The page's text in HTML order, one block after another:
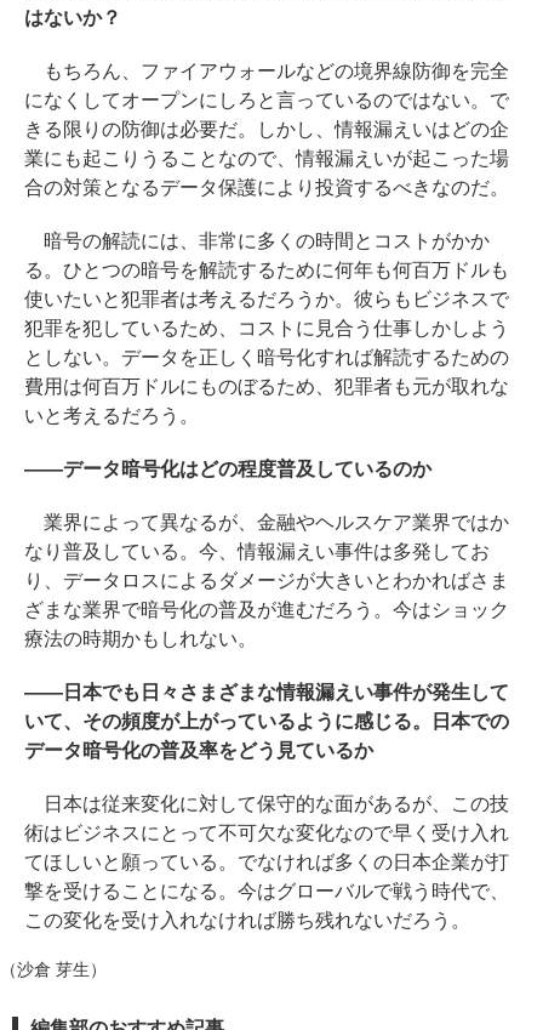
はないか？
もちろん、ファイアウォールなどの境界線防御を完全
になくしてオープンにしろと言っているのではない。で
きる限りの防御は必要だ。しかし、情報漏えいはどの企
業にも起こりうることなので、情報漏えいが起こった場
合の対策となるデータ保護により投資するべきなのだ。
暗号の解読には、非常に多くの時間とコストがかか
る。ひとつの暗号を解読するために何年も何百万ドルも
使いたいと犯罪者は考えるだろうか。彼らもビジネスで
犯罪を犯しているため、コストに見合う仕事しかしよう
としない。データを正しく暗号化すれば解読するための
費用は何百万ドルにものぼるため、犯罪者も元が取れな
いと考えるだろう。
――データ暗号化はどの程度普及しているのか
業界によって異なるが、金融やヘルスケア業界ではか
なり普及している。今、情報漏えい事件は多発してお
り、データロスによるダメージが大きいとわかればさま
ざまな業界で暗号化の普及が進むだろう。今はショック
療法の時期かもしれない。
――日本でも日々さまざまな情報漏えい事件が発生して
いて、その頻度が上がっているように感じる。日本での
データ暗号化の普及率をどう見ているか
日本は従来変化に対して保守的な面があるが、この技
術はビジネスにとって不可欠な変化なので早く受け入れ
てほしいと願っている。でなければ多くの日本企業が打
撃を受けることになる。今はグローバルで戦う時代で、
この変化を受け入れなければ勝ち残れないだろう。
（沙倉 芽生）